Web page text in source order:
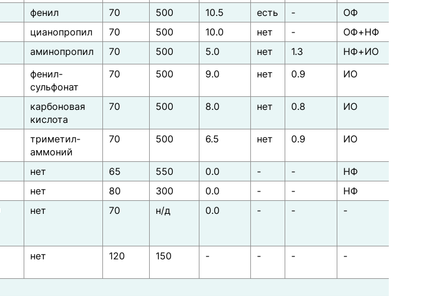
фенил 70 500 10.5 есть -
ОФ
цианопропил 70 500 10.0 нет -
ОФ+НФ
аминопропил 70 500 5.0 нет 1.3
НФ+ИО
фенил-
сульфонат
70 500 9.0 нет 0.9 ИО
карбоновая
кислота
70 500 8.0 нет 0.8 ИО
триметил-
аммоний
70 500 6.5 нет 0.9 ИО
нет 65 550 0.0 - -
НФ
нет 80 300 0.0 - -
НФ
нет 70 н/д 0.0 - - -
нет 120 150 - - - -